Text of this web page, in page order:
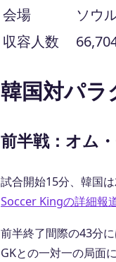
会場
ソウ
収容人数
韓国対パラ
前半戦：オム
試合開始15分、韓国
Soccer Kingの詳細報
前半終了間際の43分
GKとの一対一の局面